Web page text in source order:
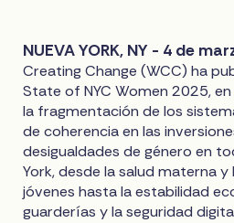
NUEVA YORK, NY - 4 de
Creating Change (WCC) ha
State of NYC Women 2025,
la fragmentación de los
de coherencia en las
desigualdades de género en
York, desde la salud materna
jóvenes hasta la estabilidad
guarderías y la seguridad